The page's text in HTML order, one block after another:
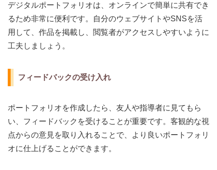
デジタルポートフォリオは、オンラインで簡単に共有でき
るため非常に便利です。自分のウェブサイトやSNSを活
用して、作品を掲載し、閲覧者がアクセスしやすいように
工夫しましょう。
フィードバックの受け入れ
ポートフォリオを作成したら、友人や指導者に見てもら
い、フィードバックを受けることが重要です。客観的な視
点からの意見を取り入れることで、より良いポートフォリ
オに仕上げることができます。